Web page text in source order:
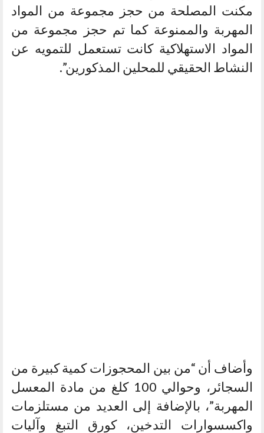
مكنت المصلحة من حجز مجموعة من المواد
المهربة والممنوعة كما تم حجز مجموعة من
المواد الاستهلاكية كانت تستعمل للتمويه عن
النشاط الحقيقي للمحلين المذكورين”.
وأضاف أن “من بين المحجوزات كمية كبيرة من
السجائر، وحوالي 100 كلغ من مادة المعسل
المهربة”، بالإضافة إلى العديد من مستلزمات
واكسسوارات التدخين، كورق التبغ وآليات